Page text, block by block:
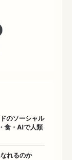
のソーシャル
食・AIで人類
れるのか